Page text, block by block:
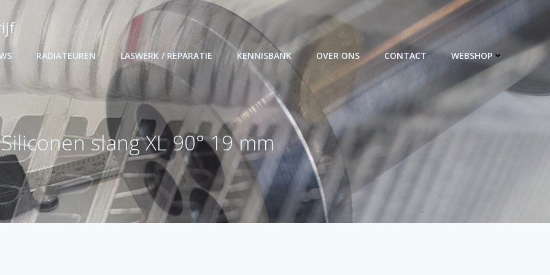
RADIATEUREN LASWERK / REPARATIE KENNISBANK OVER ONS CONTACT WEBSHOP
Siliconen slang XL 90° 19 mm